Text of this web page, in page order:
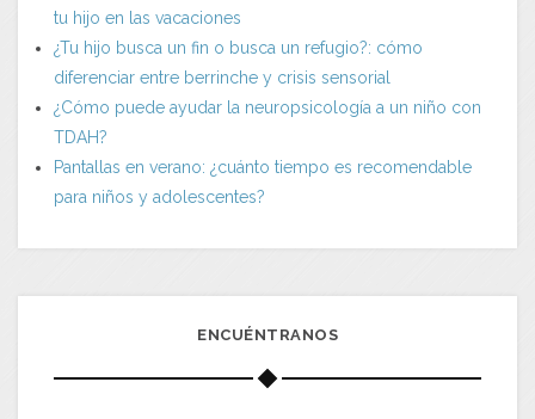
tu hijo en las vacaciones
¿Tu hijo busca un fin o busca un refugio?: cómo
diferenciar entre berrinche y crisis sensorial
¿Cómo puede ayudar la neuropsicología a un niño con
TDAH?
Pantallas en verano: ¿cuánto tiempo es recomendable
para niños y adolescentes?
ENCUÉNTRANOS